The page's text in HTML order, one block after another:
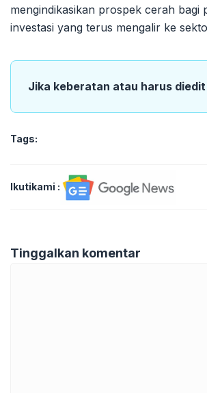
mengindikasikan prospek cerah bagi
investasi yang terus mengalir ke
Jika keberatan atau harus
Tags:
Ikutikami :
Tinggalkan komentar